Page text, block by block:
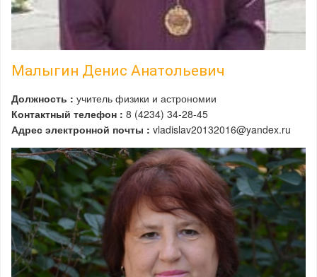
Малыгин Денис Анатольевич
Должность : учитель физики и астрономии
Контактный телефон : 8 (4234) 34-28-45
Адрес электронной почты : vladislav20132016@yandex.ru